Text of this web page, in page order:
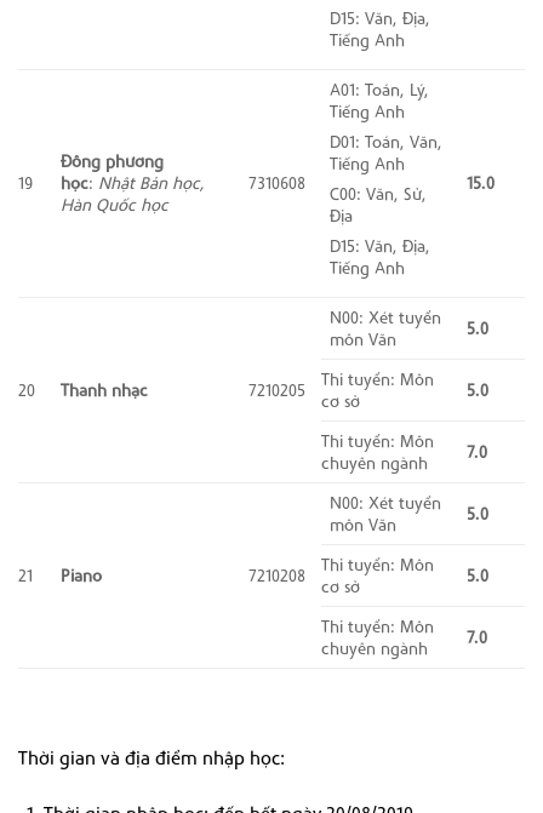
D15: Văn, Địa,
Tiếng Anh
19
Đông phương
học: Nhật Bản học,
Hàn Quốc học
7310608
A01: Toán, Lý,
Tiếng Anh
D01: Toán, Văn,
Tiếng Anh
C00: Văn, Sử,
Địa
D15: Văn, Địa,
Tiếng Anh
15.0
20 Thanh nhạc 7210205
N00: Xét tuyển
môn Văn
5.0
Thi tuyển: Môn
cơ sở
5.0
Thi tuyển: Môn
chuyên ngành
7.0
21 Piano 7210208
N00: Xét tuyển
môn Văn
5.0
Thi tuyển: Môn
cơ sở
5.0
Thi tuyển: Môn
chuyên ngành
7.0
Thời gian và địa điểm nhập học: